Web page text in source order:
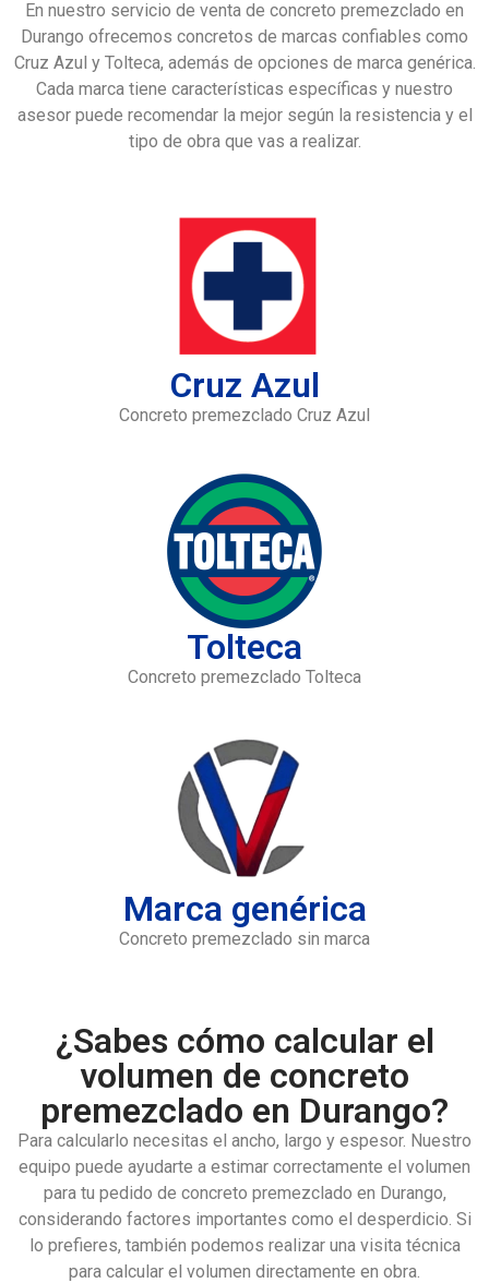
En nuestro servicio de venta de concreto premezclado en
Durango ofrecemos concretos de marcas confiables como
Cruz Azul y Tolteca, además de opciones de marca genérica.
Cada marca tiene características específicas y nuestro
asesor puede recomendar la mejor según la resistencia y el
tipo de obra que vas a realizar.
Cruz Azul
Concreto premezclado Cruz Azul
Tolteca
Concreto premezclado Tolteca
Marca genérica
Concreto premezclado sin marca
¿Sabes cómo calcular el
volumen de concreto
premezclado en Durango?
Para calcularlo necesitas el ancho, largo y espesor. Nuestro
equipo puede ayudarte a estimar correctamente el volumen
para tu pedido de concreto premezclado en Durango,
considerando factores importantes como el desperdicio. Si
lo prefieres, también podemos realizar una visita técnica
para calcular el volumen directamente en obra.